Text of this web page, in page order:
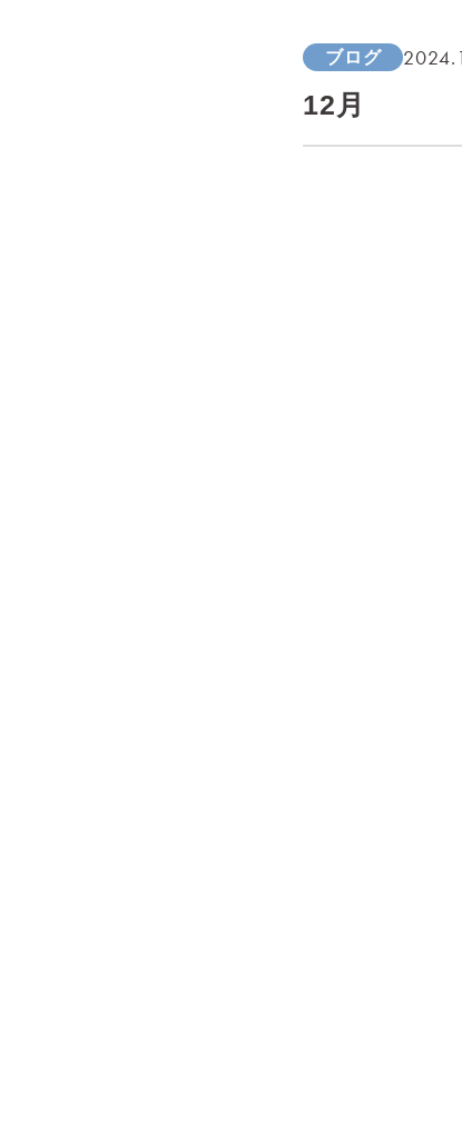
ブログ
12月